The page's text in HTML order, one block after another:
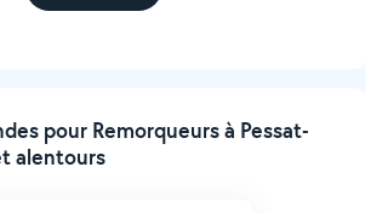
pour Remorqueurs à Pessat-
alentours